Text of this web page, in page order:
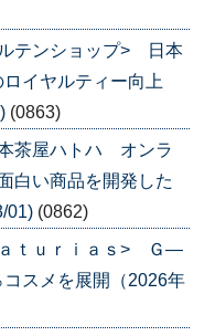
テンショップ> 日本
イヤルティー向上
(0863)
茶屋ハトハ オンラ
白い商品を開発した
01) (0862)
ｔｕｒｉａｓ> Ｇ―
スメを展開（2026年